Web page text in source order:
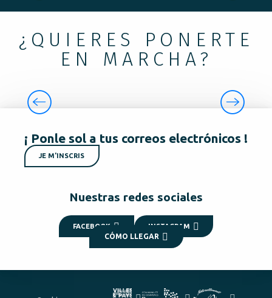
¿QUIERES PONERTE
EN MARCHA?
¡ Ponle sol a tus correos electrónicos !
JE M'INSCRIS
Nuestras redes sociales
FACEBOOK INSTAGRAM
CÓMO LLEGAR